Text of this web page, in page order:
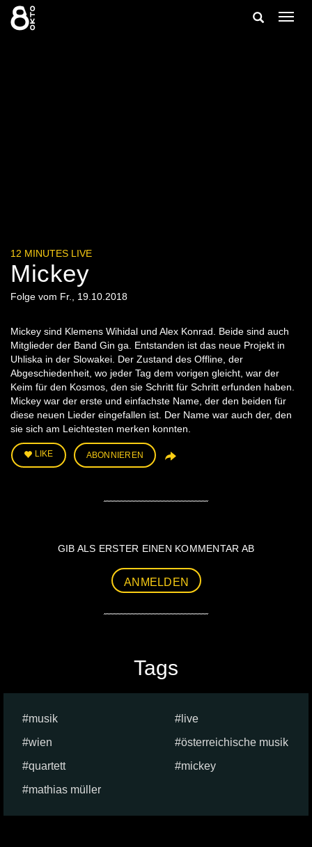
Zum
Inhalt
springen
Suche
12 MINUTES LIVE
Mickey
Folge vom Fr., 19.10.2018
Mickey sind Klemens Wihidal und Alex Konrad. Beide sind auch
Mitglieder der Band Gin ga. Entstanden ist das neue Projekt in
Uhliska in der Slowakei. Der Zustand des Offline, der
Abgeschiedenheit, wo jeder Tag dem vorigen gleicht, war der
Keim für den Kosmos, den sie Schritt für Schritt erfunden haben.
Mickey war der erste und einfachste Name, der den beiden für
diese neuen Lieder eingefallen ist. Der Name war auch der, den
sie sich am Leichtesten merken konnten.
LIKE ABONNIEREN
GIB ALS ERSTER EINEN KOMMENTAR AB
ANMELDEN
Tags
musik
live
wien
österreichische musik
quartett
mickey
mathias müller